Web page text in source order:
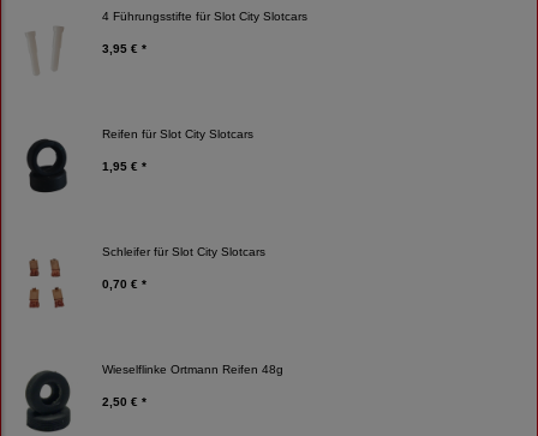
4 Führungsstifte für Slot City Slotcars
3,95 € *
Reifen für Slot City Slotcars
1,95 € *
Schleifer für Slot City Slotcars
0,70 € *
Wieselflinke Ortmann Reifen 48g
2,50 € *